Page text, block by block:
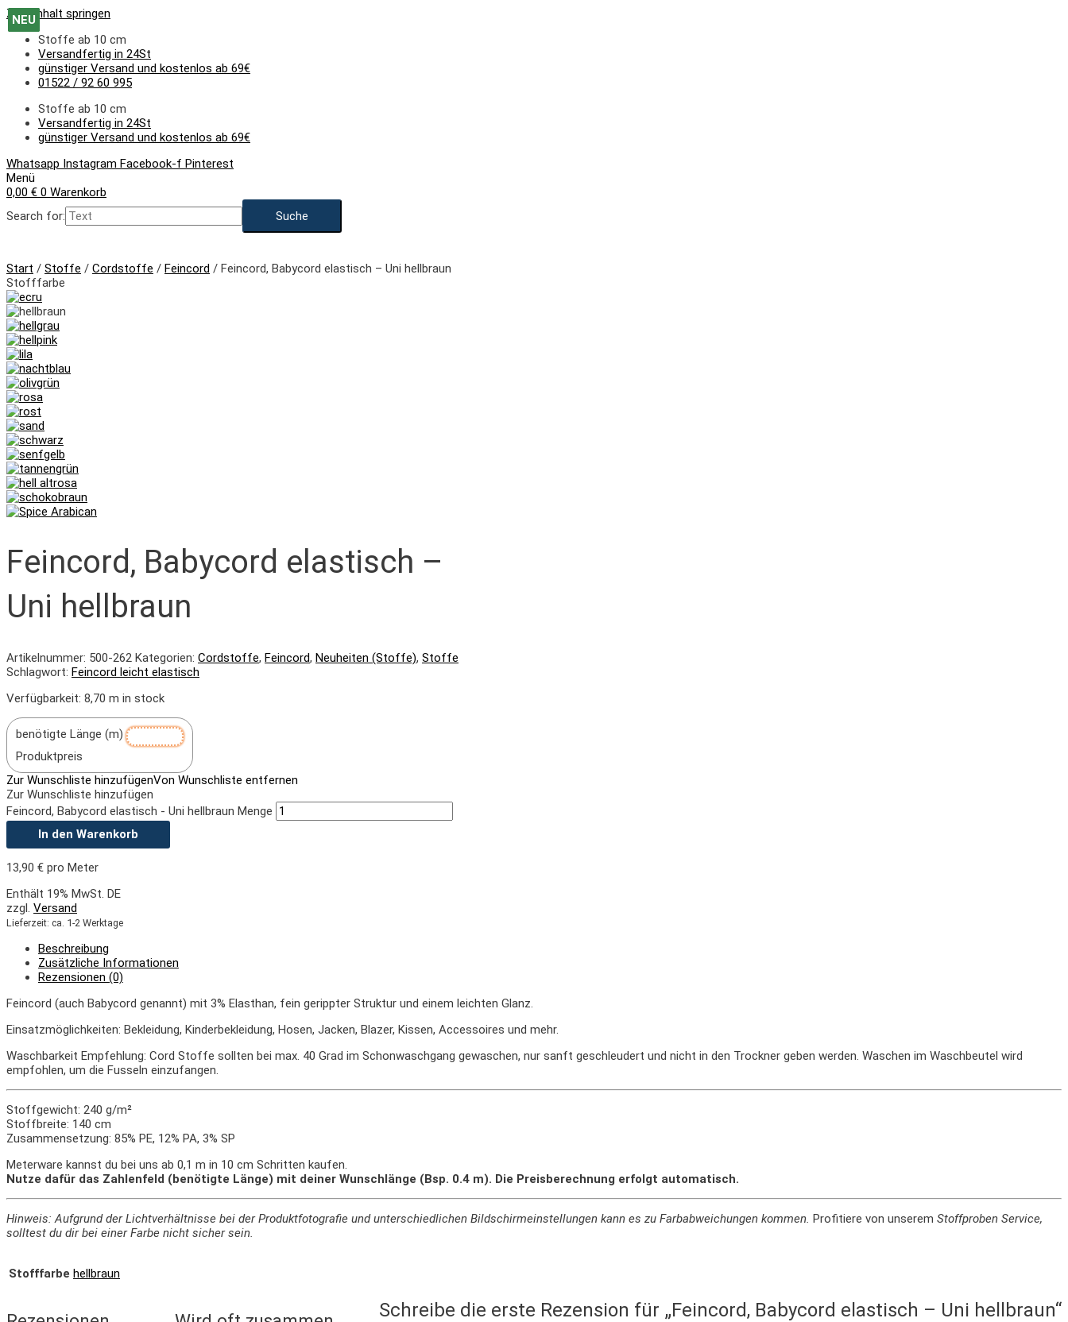
Zum Inhalt springen
Stoffe ab 10 cm
Versandfertig in 24St
günstiger Versand und kostenlos ab 69€
01522 / 92 60 995
Stoffe ab 10 cm
Versandfertig in 24St
günstiger Versand und kostenlos ab 69€
Whatsapp Instagram Facebook-f Pinterest
Menü
0,00 € 0 Warenkorb
Search for:
Start / Stoffe / Cordstoffe / Feincord / Feincord, Babycord elastisch – Uni hellbraun
Stofffarbe
Feincord, Babycord elastisch –
Uni hellbraun
Artikelnummer: 500-262 Kategorien: Cordstoffe, Feincord, Neuheiten (Stoffe), Stoffe
Schlagwort: Feincord leicht elastisch
Verfügbarkeit: 8,70 m in stock
benötigte Länge (m)
Produktpreis
Zur Wunschliste hinzufügenVon Wunschliste entfernen
Zur Wunschliste hinzufügen
Feincord, Babycord elastisch - Uni hellbraun Menge
In den Warenkorb
13,90 € pro Meter
Enthält 19% MwSt. DE
zzgl. Versand
Lieferzeit: ca. 1-2 Werktage
Beschreibung
Zusätzliche Informationen
Rezensionen (0)
Feincord (auch Babycord genannt) mit 3% Elasthan, fein gerippter Struktur und einem leichten Glanz.
Einsatzmöglichkeiten: Bekleidung, Kinderbekleidung, Hosen, Jacken, Blazer, Kissen, Accessoires und mehr.
Waschbarkeit Empfehlung: Cord Stoffe sollten bei max. 40 Grad im Schonwaschgang gewaschen, nur sanft geschleudert und nicht in den Trockner geben werden. Waschen im Waschbeutel wird
empfohlen, um die Fusseln einzufangen.
Stoffgewicht: 240 g/m²
Stoffbreite: 140 cm
Zusammensetzung: 85% PE, 12% PA, 3% SP
Meterware kannst du bei uns ab 0,1 m in 10 cm Schritten kaufen.
Nutze dafür das Zahlenfeld (benötigte Länge) mit deiner Wunschlänge (Bsp. 0.4 m). Die Preisberechnung erfolgt automatisch.
Hinweis: Aufgrund der Lichtverhältnisse bei der Produktfotografie und unterschiedlichen Bildschirmeinstellungen kann es zu Farbabweichungen kommen. Profitiere von unserem Stoffproben Service,
solltest du dir bei einer Farbe nicht sicher sein.
Stofffarbe hellbraun
Schreibe die erste Rezension für „Feincord, Babycord elastisch – Uni hellbraun“
NEU
NEU
NEU
NEU
NEU
NEU
NEU
NEU
NEU